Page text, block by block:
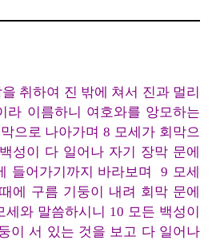
취하여 진 밖에 쳐서 진과 멀리
라 이름하니 여호와를 앙모하는
으로 나아가며 8 모세가 회막으
성이 다 일어나 자기 장막 문에
들어가기까지 바라보며 9 모세
에 구름 기둥이 내려 회막 문에
세와 말씀하시니 10 모든 백성이
이 서 있는 것을 보고 다 일어나